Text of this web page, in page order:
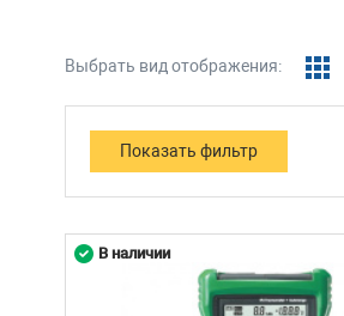
Выбрать вид отображения:
В наличии